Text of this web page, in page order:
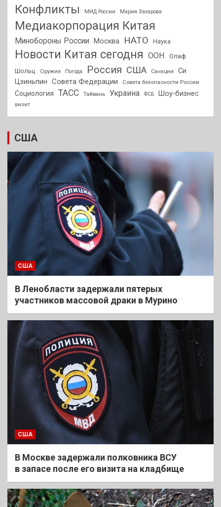
Конфликты МИД России Мария Захарова
Медиакорпорация Китая
Минобороны России Москва НАТО Наука
Новости Китая сегодня ООН
Олаф
Шольц
Оружие Погода Россия США Санкции
Си
Цзиньпин Совета Федерации Совета безопасности России
Социология ТАСС Тайвань Украина ФСБ Шоу-бизнес
визит
США
США
В Ленобласти задержали пятерых
участников массовой драки в Мурино
США
В Москве задержали полковника ВСУ
в запасе после его визита на кладбище